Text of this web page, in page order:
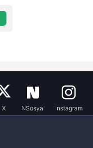
X NSosyal Instagram